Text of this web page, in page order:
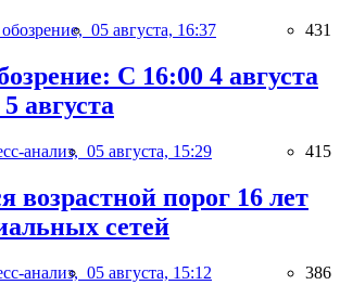
05 августа, 16:37 431
С 16:00 4 августа
августа
анализ, 05 августа, 15:29 415
возрастной порог 16 лет
сетей
анализ, 05 августа, 15:12 386